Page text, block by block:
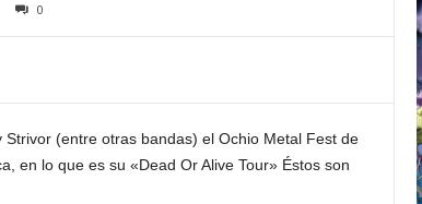
0
(entre otras bandas) el Ochio Metal Fest de
en lo que es su «Dead Or Alive Tour» Éstos son